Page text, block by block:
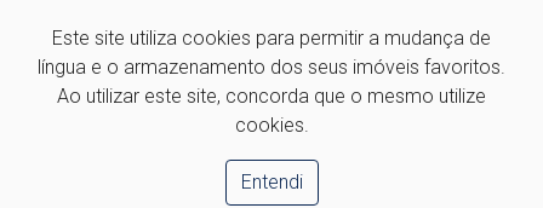
Este site utiliza cookies para permitir a mudança de
língua e o armazenamento dos seus imóveis favoritos.
Ao utilizar este site, concorda que o mesmo utilize
cookies.
Entendi